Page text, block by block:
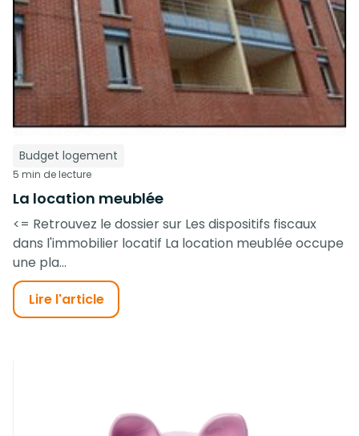
Budget logement
5 min de lecture
La location meublée
<= Retrouvez le dossier sur Les dispositifs fiscaux
dans l'immobilier locatif La location meublée occupe
une pla...
Lire l'article